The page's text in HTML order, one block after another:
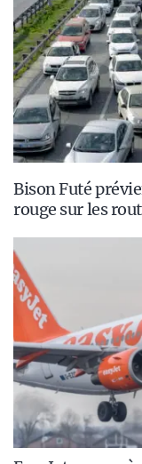
Bison Futé
rouge sur les